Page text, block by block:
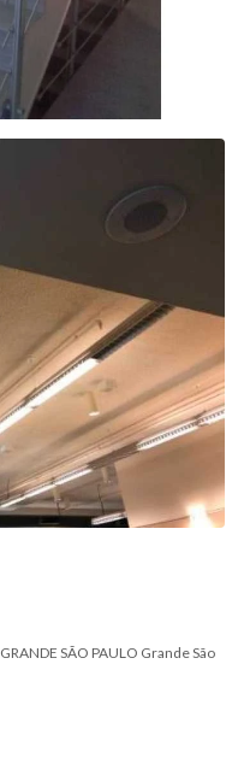
GRANDE SÃO PAULO Grande São